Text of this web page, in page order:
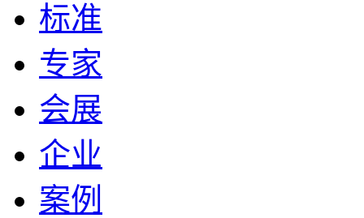
标准
专家
会展
企业
案例